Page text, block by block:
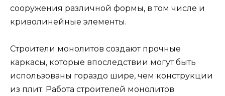
сооружения различной формы, в том числе и
криволинейные элементы.
Строители монолитов создают прочные
каркасы, которые впоследствии могут быть
использованы гораздо шире, чем конструкции
из плит. Работа строителей монолитов